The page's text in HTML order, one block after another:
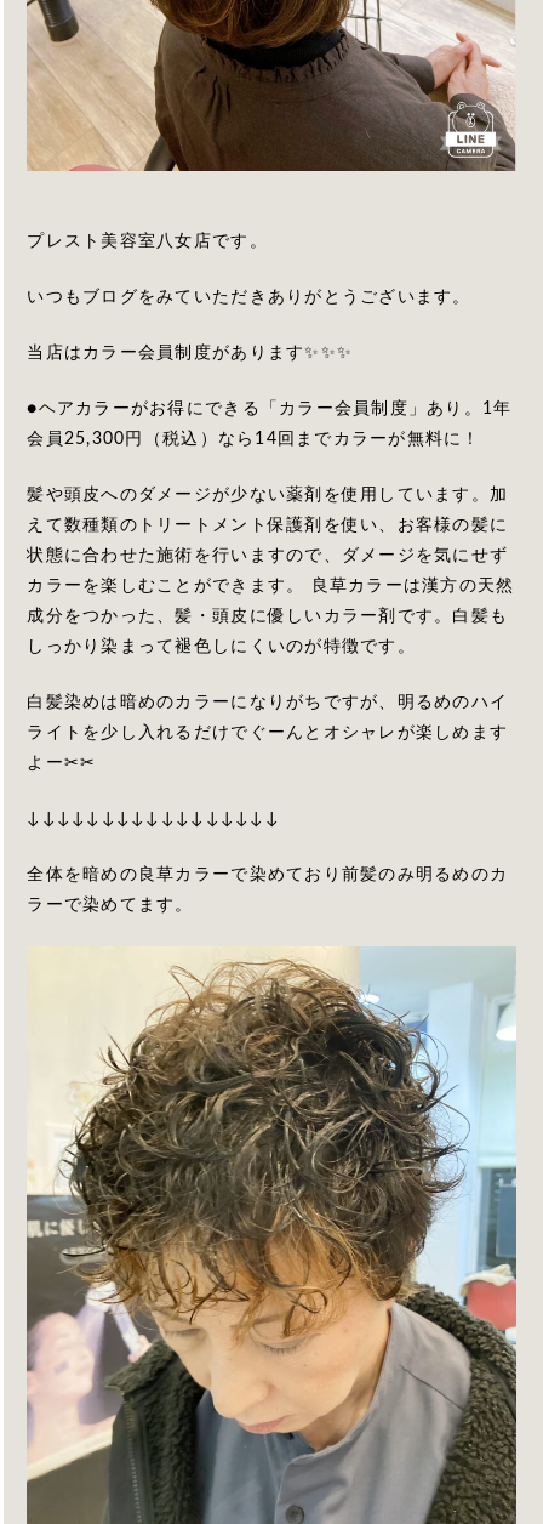
プレスト美容室八女店です。
いつもブログをみていただきありがとうございます。
当店はカラー会員制度があります✨✨✨
●ヘアカラーがお得にできる「カラー会員制度」あり。1年
会員25,300円（税込）なら14回までカラーが無料に！
髪や頭皮へのダメージが少ない薬剤を使用しています。加
えて数種類のトリートメント保護剤を使い、お客様の髪に
状態に合わせた施術を行いますので、ダメージを気にせず
カラーを楽しむことができます。 良草カラーは漢方の天然
成分をつかった、髪・頭皮に優しいカラー剤です。白髪も
しっかり染まって褪色しにくいのが特徴です。
白髪染めは暗めのカラーになりがちですが、明るめのハイ
ライトを少し入れるだけでぐーんとオシャレが楽しめます
よー✂︎✂︎
↓↓↓↓↓↓↓↓↓↓↓↓↓↓↓↓↓
全体を暗めの良草カラーで染めており前髪のみ明るめのカ
ラーで染めてます。